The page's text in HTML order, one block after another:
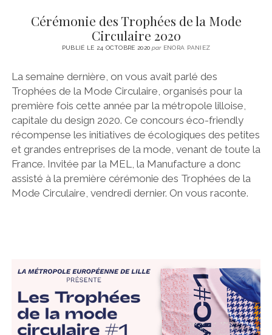
Cérémonie des Trophées de la Mode
Circulaire 2020
PUBLIÉ LE 24 OCTOBRE 2020parENORA PANIEZ
La semaine dernière, on vous avait parlé des
Trophées de la Mode Circulaire, organisés pour la
première fois cette année par la métropole lilloise,
capitale du design 2020. Ce concours éco-friendly
récompense les initiatives de écologiques des petites
et grandes entreprises de la mode, venant de toute la
France. Invitée par la MEL, la Manufacture a donc
assisté à la première cérémonie des Trophées de la
Mode Circulaire, vendredi dernier. On vous raconte.